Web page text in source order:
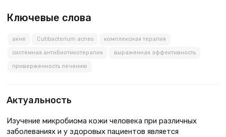
Ключевые слова
акне Cutibacterium acnes комплексная терапия
системная антибиотикотерапия выраженная эффективность
приверженность лечению
Актуальность
Изучение микробиома кожи человека при различных
заболеваниях и у здоровых пациентов является